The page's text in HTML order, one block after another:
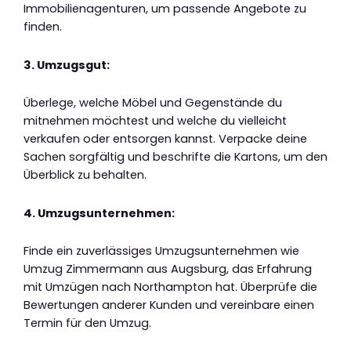
Immobilienagenturen, um passende Angebote zu
finden.
3. Umzugsgut:
Überlege, welche Möbel und Gegenstände du
mitnehmen möchtest und welche du vielleicht
verkaufen oder entsorgen kannst. Verpacke deine
Sachen sorgfältig und beschrifte die Kartons, um den
Überblick zu behalten.
4. Umzugsunternehmen:
Finde ein zuverlässiges Umzugsunternehmen wie
Umzug Zimmermann aus Augsburg, das Erfahrung
mit Umzügen nach Northampton hat. Überprüfe die
Bewertungen anderer Kunden und vereinbare einen
Termin für den Umzug.